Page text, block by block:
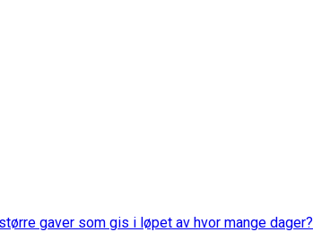
gaver som gis i løpet av hvor mange dager?